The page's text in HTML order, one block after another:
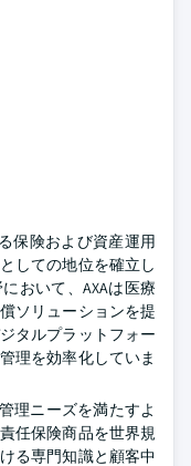
保険および資産運用
しての地位を確立し
おいて、AXAは医療
ソリューションを提
タルプラットフォー
理を効率化していま
理ニーズを満たすよ
任保険商品を世界規
る専門知識と顧客中